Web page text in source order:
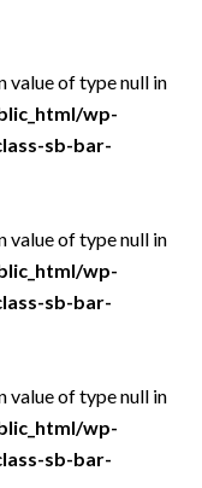
value of type null in
wp-
sb-bar-
value of type null in
wp-
sb-bar-
value of type null in
wp-
sb-bar-